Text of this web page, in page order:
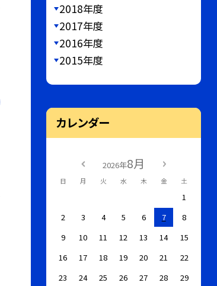
2018年度
2017年度
2016年度
2015年度
カレンダー
2026年8月
日 月 火 水 木 金 土
1
2
3 4 5 6 7
8
9
10 11 12 13 14
15
16
17 18 19 20 21
22
23
24 25 26 27 28
29